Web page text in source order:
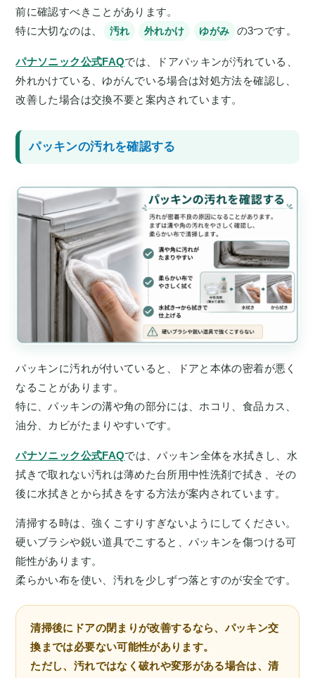
前に確認すべきことがあります。
特に大切なのは、
汚れ 外れかけ ゆがみ の3つです。
パナソニック公式FAQでは、ドアパッキンが汚れている、
外れかけている、ゆがんでいる場合は対処方法を確認し、
改善した場合は交換不要と案内されています。
パッキンの汚れを確認する
パッキンに汚れが付いていると、ドアと本体の密着が悪く
なることがあります。
特に、パッキンの溝や角の部分には、ホコリ、食品カス、
油分、カビがたまりやすいです。
パナソニック公式FAQでは、パッキン全体を水拭きし、水
拭きで取れない汚れは薄めた台所用中性洗剤で拭き、その
後に水拭きとから拭きをする方法が案内されています。
清掃する時は、強くこすりすぎないようにしてください。
硬いブラシや鋭い道具でこすると、パッキンを傷つける可
能性があります。
柔らかい布を使い、汚れを少しずつ落とすのが安全です。
清掃後にドアの閉まりが改善するなら、パッキン交
換までは必要ない可能性があります。
ただし、汚れではなく破れや変形がある場合は、清